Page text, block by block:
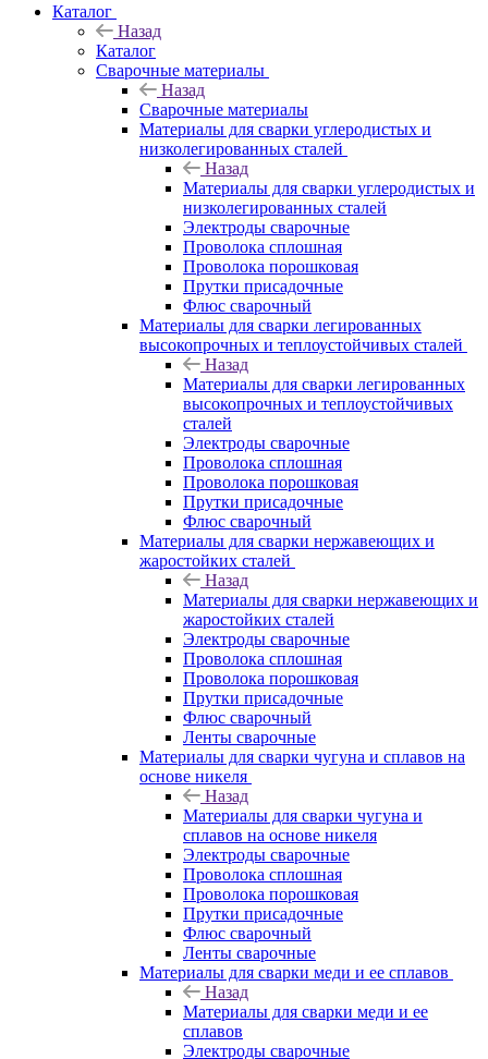
Каталог
Назад
Каталог
Сварочные материалы
Назад
Сварочные материалы
Материалы для сварки углеродистых и
низколегированных сталей
Назад
Материалы для сварки углеродистых и
низколегированных сталей
Электроды сварочные
Проволока сплошная
Проволока порошковая
Прутки присадочные
Флюс сварочный
Материалы для сварки легированных
высокопрочных и теплоустойчивых сталей
Назад
Материалы для сварки легированных
высокопрочных и теплоустойчивых
сталей
Электроды сварочные
Проволока сплошная
Проволока порошковая
Прутки присадочные
Флюс сварочный
Материалы для сварки нержавеющих и
жаростойких сталей
Назад
Материалы для сварки нержавеющих и
жаростойких сталей
Электроды сварочные
Проволока сплошная
Проволока порошковая
Прутки присадочные
Флюс сварочный
Ленты сварочные
Материалы для сварки чугуна и сплавов на
основе никеля
Назад
Материалы для сварки чугуна и
сплавов на основе никеля
Электроды сварочные
Проволока сплошная
Проволока порошковая
Прутки присадочные
Флюс сварочный
Ленты сварочные
Материалы для сварки меди и ее сплавов
Назад
Материалы для сварки меди и ее
сплавов
Электроды сварочные